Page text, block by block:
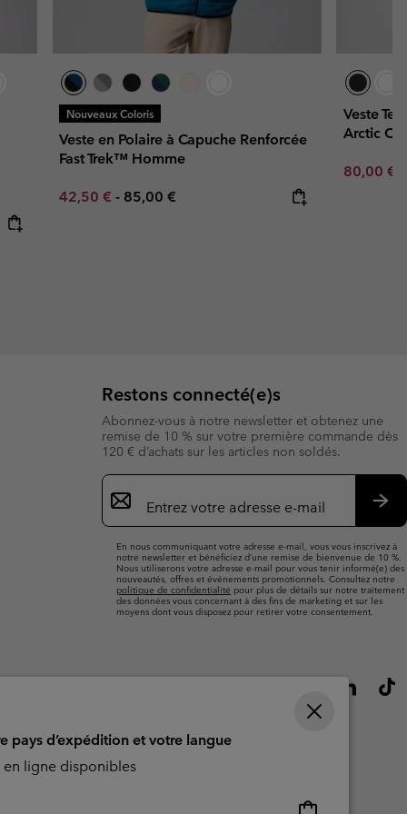
Nouveaux Coloris
Veste en Polaire à Capuche Renforcée
Fast Trek™ Homme
Minimum sale price:
42,50 €- Maximum price:
85,00 €
Veste
Arctic
Sale
80,00 €
Restons connecté(e)s
Abonnez-vous à notre newsletter et obtenez une
remise de 10 % sur votre première commande dès
120 € d’achats sur les articles non soldés.
Inscription
par
e-
En nous communiquant votre adresse e-mail, vous vous inscrivez à
notre newsletter et bénéficiez d’une remise de bienvenue de 10 %.
Nous utiliserons votre adresse e-mail pour vous tenir informé(e) des
nouveautés, offres et événements promotionnels. Consultez notre
politique de confidentialité pour plus de détails sur notre traitement
des données vous concernant à des fins de marketing et sur les
moyens dont vous disposez pour retirer votre consentement.
pays d’expédition et votre langue
ligne disponibles
Achats